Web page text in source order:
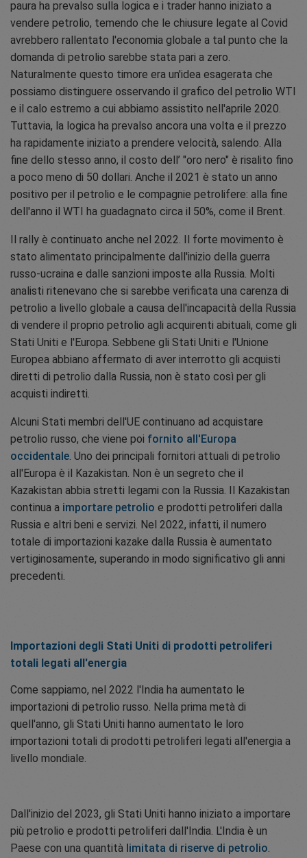
paura ha prevalso sulla logica e i trader hanno iniziato a
vendere petrolio, temendo che le chiusure legate al Covid
avrebbero rallentato l'economia globale a tal punto che la
domanda di petrolio sarebbe stata pari a zero.
Naturalmente questo timore era un'idea esagerata che
possiamo distinguere osservando il grafico del petrolio WTI
e il calo estremo a cui abbiamo assistito nell'aprile 2020.
Tuttavia, la logica ha prevalso ancora una volta e il prezzo
ha rapidamente iniziato a prendere velocità, salendo. Alla
fine dello stesso anno, il costo dell’ "oro nero" è risalito fino
a poco meno di 50 dollari. Anche il 2021 è stato un anno
positivo per il petrolio e le compagnie petrolifere: alla fine
dell'anno il WTI ha guadagnato circa il 50%, come il Brent.
Il rally è continuato anche nel 2022. Il forte movimento è
stato alimentato principalmente dall'inizio della guerra
russo-ucraina e dalle sanzioni imposte alla Russia. Molti
analisti ritenevano che si sarebbe verificata una carenza di
petrolio a livello globale a causa dell'incapacità della Russia
di vendere il proprio petrolio agli acquirenti abituali, come gli
Stati Uniti e l'Europa. Sebbene gli Stati Uniti e l'Unione
Europea abbiano affermato di aver interrotto gli acquisti
diretti di petrolio dalla Russia, non è stato così per gli
acquisti indiretti.
Alcuni Stati membri dell'UE continuano ad acquistare
petrolio russo, che viene poi fornito all'Europa
occidentale. Uno dei principali fornitori attuali di petrolio
all'Europa è il Kazakistan. Non è un segreto che il
Kazakistan abbia stretti legami con la Russia. Il Kazakistan
continua a importare petrolio e prodotti petroliferi dalla
Russia e altri beni e servizi. Nel 2022, infatti, il numero
totale di importazioni kazake dalla Russia è aumentato
vertiginosamente, superando in modo significativo gli anni
precedenti.
Importazioni degli Stati Uniti di prodotti petroliferi
totali legati all'energia
Come sappiamo, nel 2022 l'India ha aumentato le
importazioni di petrolio russo. Nella prima metà di
quell'anno, gli Stati Uniti hanno aumentato le loro
importazioni totali di prodotti petroliferi legati all'energia a
livello mondiale.
Dall'inizio del 2023, gli Stati Uniti hanno iniziato a importare
più petrolio e prodotti petroliferi dall'India. L'India è un
Paese con una quantità limitata di riserve di petrolio.